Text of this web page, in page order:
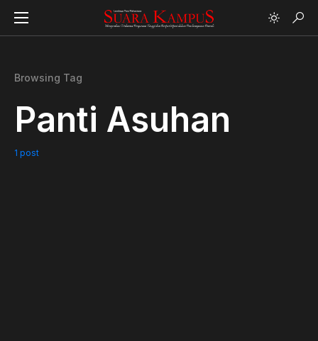
Browsing Tag
Panti Asuhan
1 post